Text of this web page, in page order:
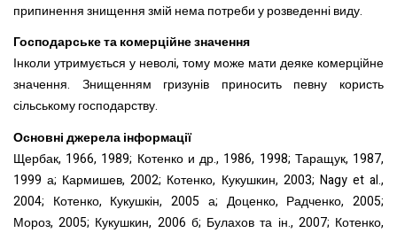
припинення знищення змій нема потреби у розведенні виду.
Господарське та комерційне значення
Інколи утримується у неволі, тому може мати деяке комерційне
значення. Знищенням гризунів приносить певну користь
сільському господарству.
Основні джерела інформації
Щербак, 1966, 1989; Котенко и др., 1986, 1998; Таращук, 1987,
1999 а; Кармишев, 2002; Котенко, Кукушкин, 2003; Nagy et al.,
2004; Котенко, Кукушкін, 2005 а; Доценко, Радченко, 2005;
Мороз, 2005; Кукушкин, 2006 б; Булахов та ін., 2007; Котенко,